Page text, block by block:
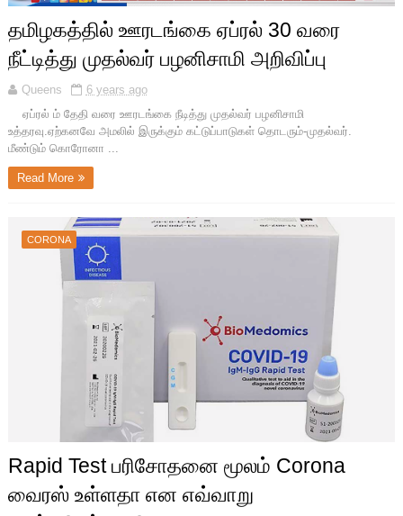
தமிழகத்தில் ஊரடங்கை ஏப்ரல் 30 வரை
நீட்டித்து முதல்வர் பழனிசாமி அறிவிப்பு
Queens
6 years ago
ஏப்ரல் ம் தேதி வரை ஊரடங்கை நீடித்து முதல்வர் பழனிசாமி
உத்தரவு.ஏற்கனவே அமலில் இருக்கும் கட்டுப்பாடுகள் தொடரும்-முதல்வர்.
மீண்டும் கொரோனா ...
Read More
CORONA
Rapid Test பரிசோதனை மூலம் Corona
வைரஸ் உள்ளதா என எவ்வாறு